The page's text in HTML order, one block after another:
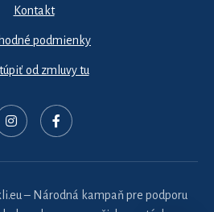
Kontakt
podmienky
od zmluvy tu
– Národná kampaň pre podporu